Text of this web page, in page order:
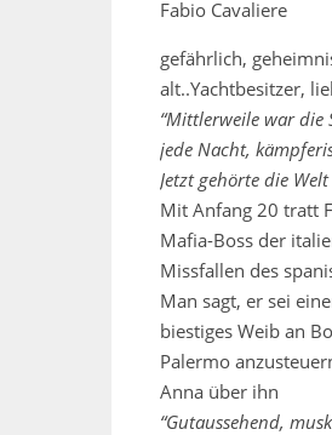
Fabio Cavaliere
gefährlich,
alt..Yachtbesitzer,
“Mittlerweile war die
jede Nacht,
Jetzt gehörte die
Mit Anfang 20 tratt
Mafia-Boss der
Missfallen des
Man sagt, er sei
biestiges Weib an
Palermo
Anna über ihn
“Gutaussehend,